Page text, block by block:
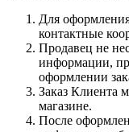
Для
контактные
Продавец не
информации,
оформлении
Заказ Клиента
магазине.
После